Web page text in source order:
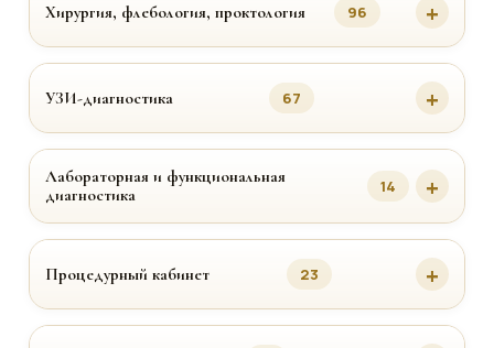
Хирургия, флебология, проктология 96
УЗИ-диагностика 67
Лабораторная и функциональная
диагностика
14
Процедурный кабинет 23